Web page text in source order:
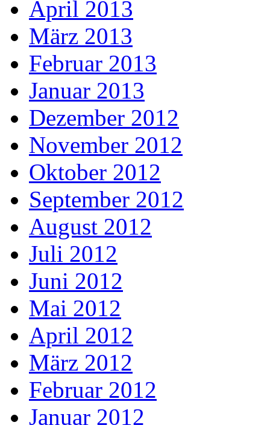
April 2013
März 2013
Februar 2013
Januar 2013
Dezember 2012
November 2012
Oktober 2012
September 2012
August 2012
Juli 2012
Juni 2012
Mai 2012
April 2012
März 2012
Februar 2012
Januar 2012